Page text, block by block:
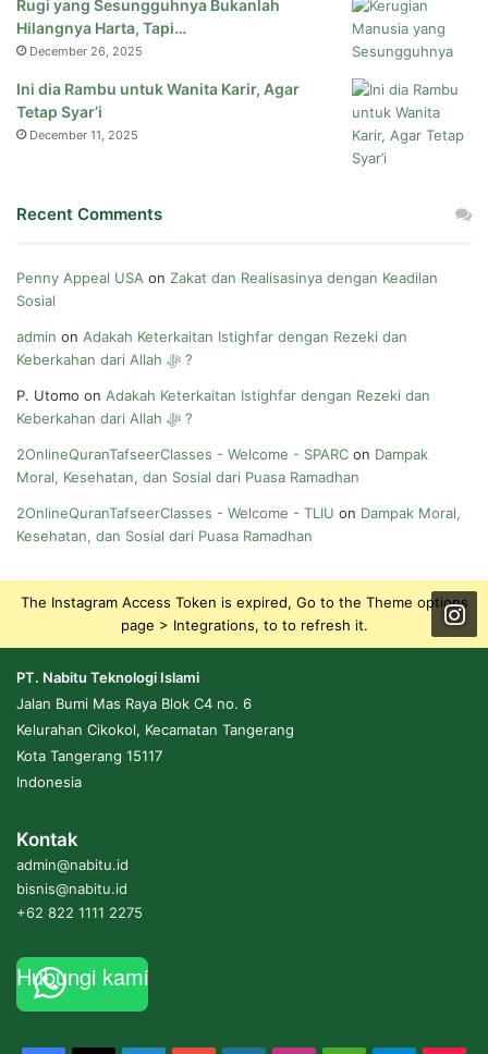
Rugi yang Sesungguhnya Bukanlah
Hilangnya Harta, Tapi…
December 26, 2025
Ini dia Rambu untuk Wanita Karir, Agar
Tetap Syar’i
December 11, 2025
Recent Comments
Penny Appeal USA on Zakat dan Realisasinya dengan Keadilan
Sosial
admin on Adakah Keterkaitan Istighfar dengan Rezeki dan
Keberkahan dari Allah ﷻ ?
P. Utomo on Adakah Keterkaitan Istighfar dengan Rezeki dan
Keberkahan dari Allah ﷻ ?
2OnlineQuranTafseerClasses - Welcome - SPARC on Dampak
Moral, Kesehatan, dan Sosial dari Puasa Ramadhan
2OnlineQuranTafseerClasses - Welcome - TLIU on Dampak Moral,
Kesehatan, dan Sosial dari Puasa Ramadhan
The Instagram Access Token is expired, Go to the Theme options
page > Integrations, to to refresh it.
PT. Nabitu Teknologi Islami
Jalan Bumi Mas Raya Blok C4 no. 6
Kelurahan Cikokol, Kecamatan Tangerang
Kota Tangerang 15117
Indonesia
Kontak
admin@nabitu.id
bisnis@nabitu.id
+62 822 1111 2275
Hubungi kami